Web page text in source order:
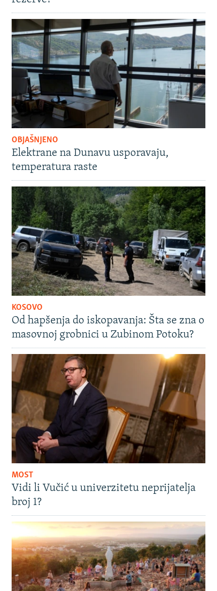
OBJAŠNJENO
Elektrane na Dunavu usporavaju,
temperatura raste
KOSOVO
Od hapšenja do iskopavanja: Šta se zna o
masovnoj grobnici u Zubinom Potoku?
MOST
Vidi li Vučić u univerzitetu neprijatelja
broj 1?